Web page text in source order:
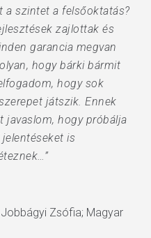
a szintet a felsőoktatás?
zajlottak és
garancia megvan
hogy bárki bármit
hogy sok
játszik. Ennek
javaslom, hogy próbálja
is
Jobbágyi Zsófia; Magyar